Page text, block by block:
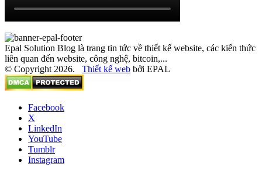
Epal Solution Blog là trang tin tức về thiết kế website, các kiến thức
liên quan đến website, công nghệ, bitcoin,...
© Copyright 2026. Thiết kế web bởi EPAL
Facebook
X
LinkedIn
YouTube
Tumblr
Instagram